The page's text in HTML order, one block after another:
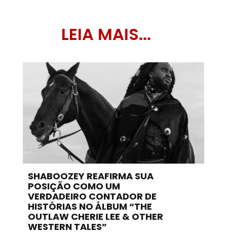
LEIA MAIS...
SHABOOZEY REAFIRMA SUA
POSIÇÃO COMO UM
VERDADEIRO CONTADOR DE
HISTÓRIAS NO ÁLBUM “THE
OUTLAW CHERIE LEE & OTHER
WESTERN TALES”